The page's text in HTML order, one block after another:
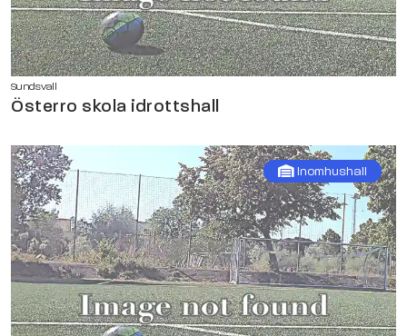
Sundsvall
Österro skola idrottshall
Inomhushall